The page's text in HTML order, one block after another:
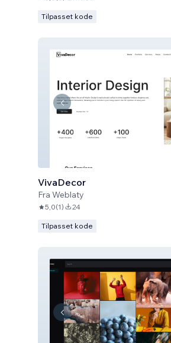
Tilpasset kode
VivaDecor
Fra Weblaty
5,0(1) 24
Tilpasset kode